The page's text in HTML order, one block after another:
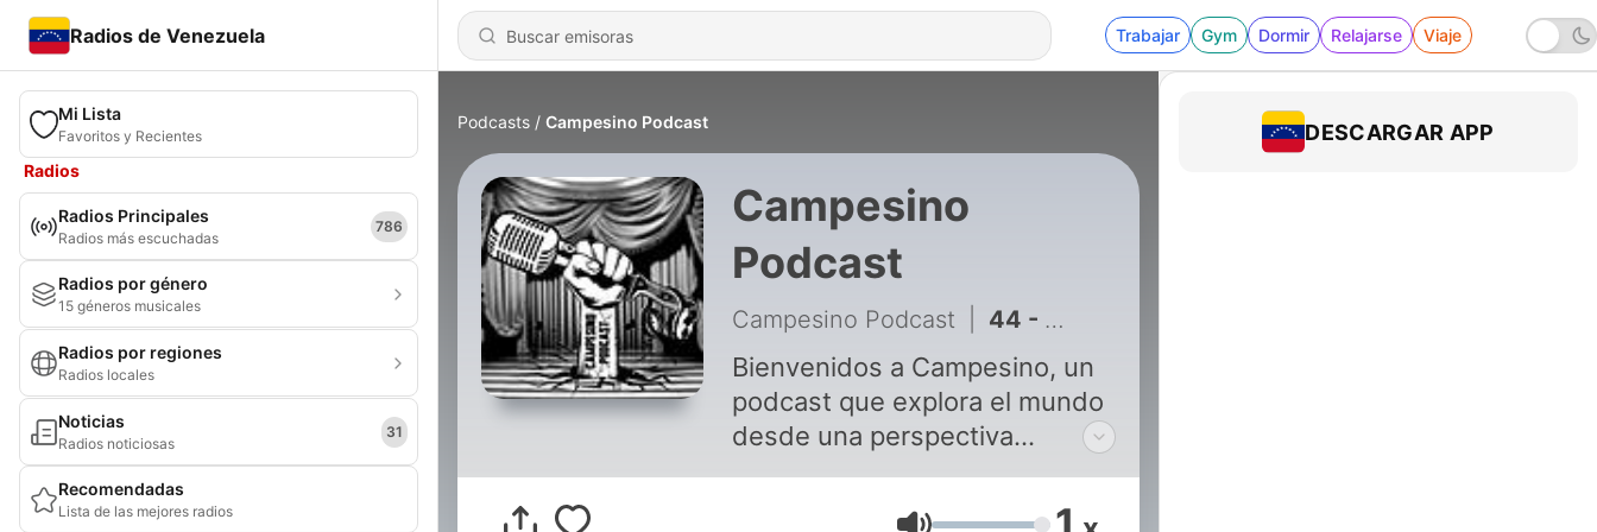
Radios de Venezuela Trabajar Gym Dormir Relajarse Viaje
Mi Lista
Favoritos y Recientes
Radios
Radios Principales
Radios más escuchadas
786
Radios por género
15 géneros musicales
Radios por regiones
Radios locales
Noticias
Radios noticiosas
31
Recomendadas
Lista de las mejores radios
Podcasts Campesino Podcast
Campesino
Podcast
Campesino Podcast 44 - Capitulo 45 - Peliculones
Bienvenidos a Campesino, un
podcast que explora el mundo
desde una perspectiva
diferente. Cada episodio, nos
preguntamos sobre las cosas
DESCARGAR APP